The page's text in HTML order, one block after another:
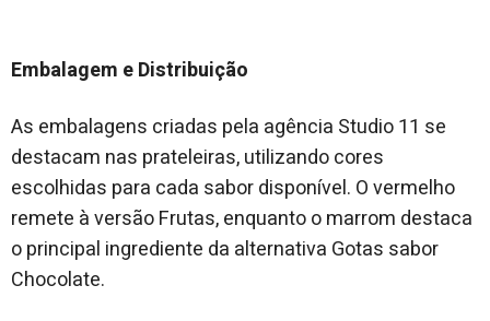
Embalagem e Distribuição
As embalagens criadas pela agência Studio 11 se
destacam nas prateleiras, utilizando cores
escolhidas para cada sabor disponível. O vermelho
remete à versão Frutas, enquanto o marrom destaca
o principal ingrediente da alternativa Gotas sabor
Chocolate.